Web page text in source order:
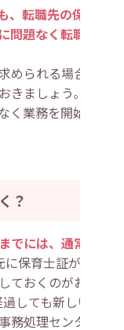
転職先の保育園
題なく転職手続
られる場合があ
ましょう。これ
業務を開始する
？
には、通常、約
保育士証がない
おくのがおすす
しても新しい保
処理センターに